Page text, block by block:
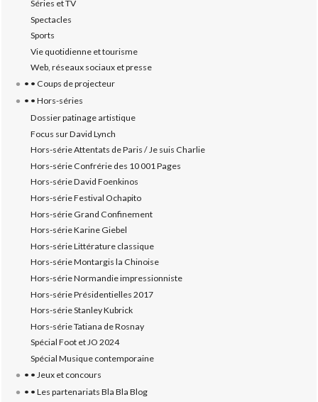
Séries et TV
Spectacles
Sports
Vie quotidienne et tourisme
Web, réseaux sociaux et presse
• • Coups de projecteur
• • Hors-séries
Dossier patinage artistique
Focus sur David Lynch
Hors-série Attentats de Paris / Je suis Charlie
Hors-série Confrérie des 10 001 Pages
Hors-série David Foenkinos
Hors-série Festival Ochapito
Hors-série Grand Confinement
Hors-série Karine Giebel
Hors-série Littérature classique
Hors-série Montargis la Chinoise
Hors-série Normandie impressionniste
Hors-série Présidentielles 2017
Hors-série Stanley Kubrick
Hors-série Tatiana de Rosnay
Spécial Foot et JO 2024
Spécial Musique contemporaine
• • Jeux et concours
• • Les partenariats Bla Bla Blog